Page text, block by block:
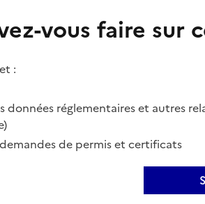
vous faire sur
:
données réglementaires et autres
de permis et certificats